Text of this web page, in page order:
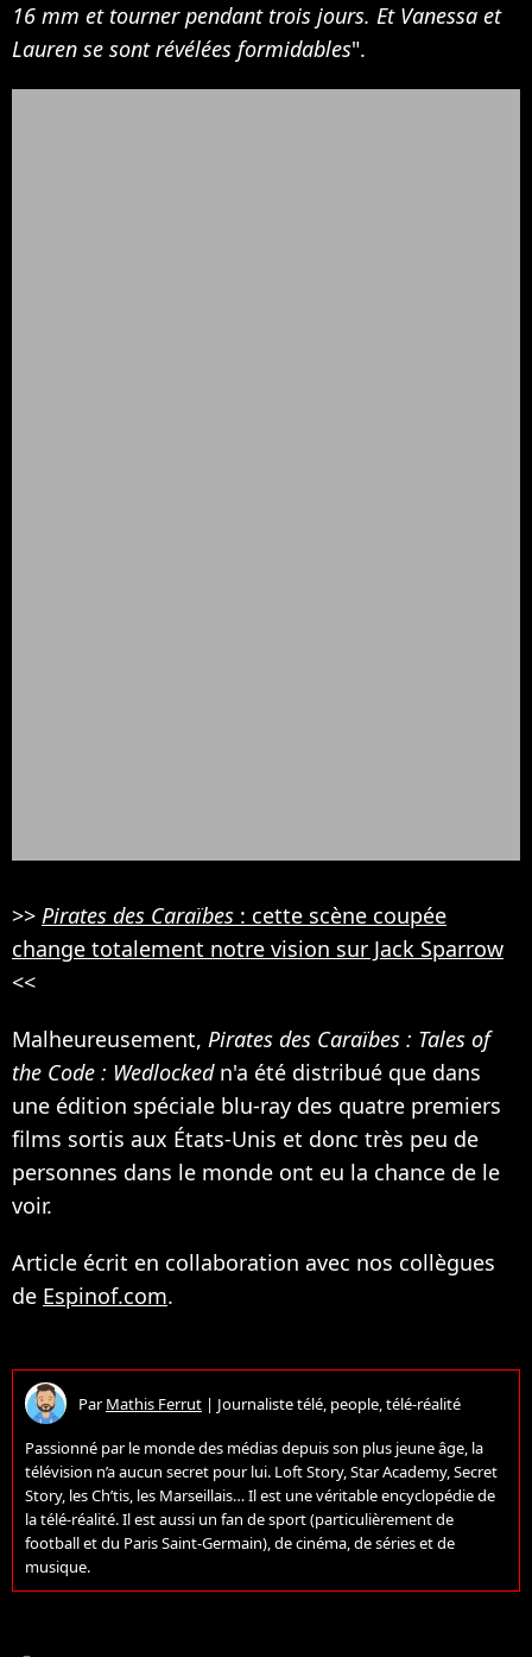
16 mm et tourner pendant trois jours. Et Vanessa et
Lauren se sont révélées formidables".
>> Pirates des Caraïbes : cette scène coupée
change totalement notre vision sur Jack Sparrow
<<
Malheureusement, Pirates des Caraïbes : Tales of
the Code : Wedlockedn'a été distribué que dans
une édition spéciale blu-ray des quatre premiers
films sortis aux États-Unis et donc très peu de
personnes dans le monde ont eu la chance de le
voir.
Article écrit en collaboration avec nos collègues
de Espinof.com.
ParMathis Ferrut | Journaliste télé, people, télé-réalité
Passionné par le monde des médias depuis son plus jeune âge, la
télévision n’a aucun secret pour lui. Loft Story, Star Academy, Secret
Story, les Ch’tis, les Marseillais… Il est une véritable encyclopédie de
la télé-réalité. Il est aussi un fan de sport (particulièrement de
football et du Paris Saint-Germain), de cinéma, de séries et de
musique.